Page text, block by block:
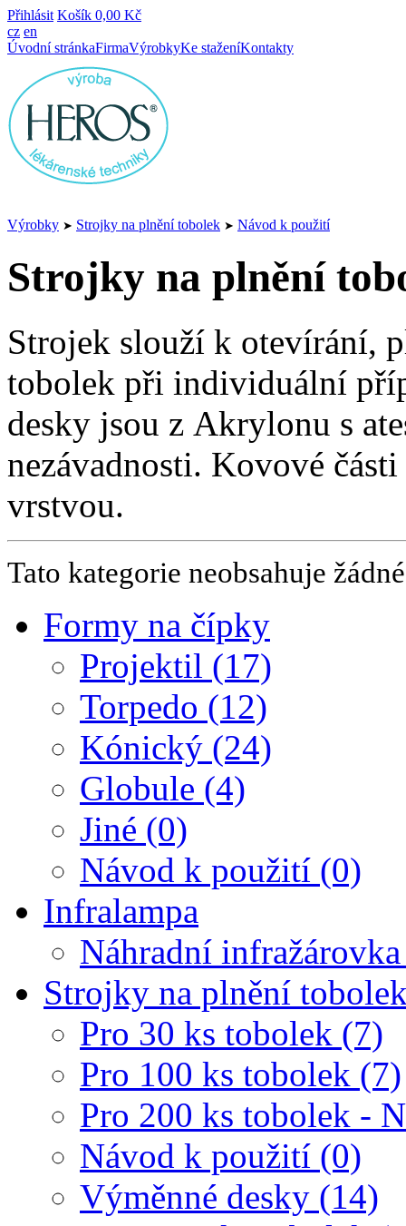
Přihlásit Košík 0,00 Kč
cz en
Úvodní stránkaFirmaVýrobkyKe staženíKontakty
Výrobky ➤ Strojky na plnění tobolek ➤ Návod k použití
Strojky na plnění
Strojek slouží k otevírání,
tobolek při individuální
desky jsou z Akrylonu s
nezávadnosti. Kovové
vrstvou.
Tato kategorie neobsahuje
Formy na čípky
Projektil (17)
Torpedo (12)
Kónický (24)
Globule (4)
Jiné (0)
Návod k použití (0)
Infralampa
Náhradní
Strojky na plnění
Pro 30 ks tobolek (7)
Pro 100 ks tobolek (7)
Pro 200 ks tobolek -
Návod k použití (0)
Výměnné desky (14)